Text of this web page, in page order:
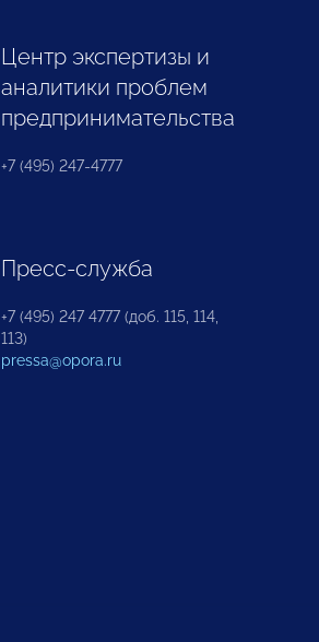
Центр экспертизы и
аналитики проблем
предпринимательства
+7 (495) 247-4777
Пресс-служба
+7 (495) 247 4777 (доб. 115, 114,
113)
pressa@opora.ru